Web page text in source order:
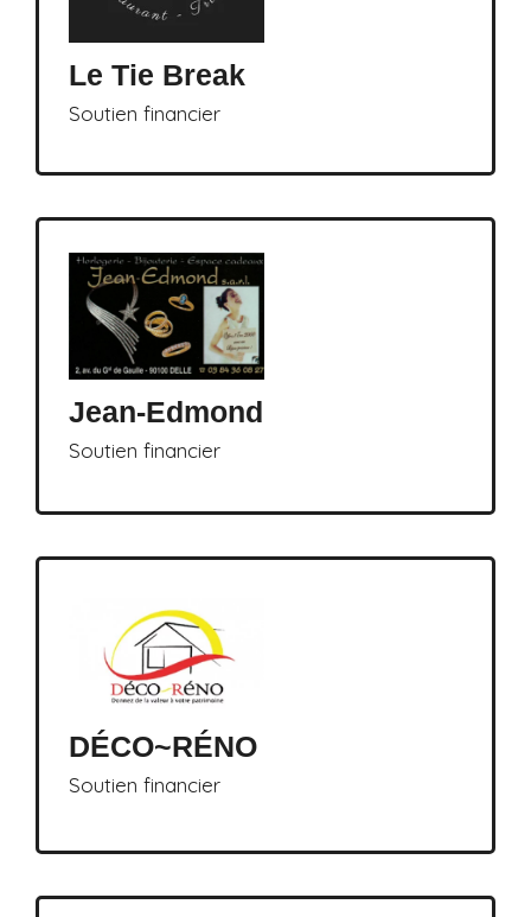
Le Tie Break
Soutien financier
Jean-Edmond
Soutien financier
DÉCO~RÉNO
Soutien financier